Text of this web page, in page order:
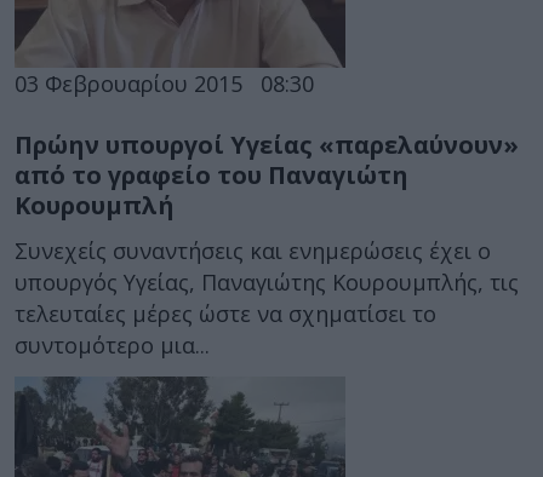
03 Φεβρουαρίου 2015 08:30
Πρώην υπουργοί Υγείας «παρελαύνουν»
από το γραφείο του Παναγιώτη
Κουρουμπλή
Συνεχείς συναντήσεις και ενημερώσεις έχει ο
υπουργός Υγείας, Παναγιώτης Κουρουμπλής, τις
τελευταίες μέρες ώστε να σχηματίσει το
συντομότερο μια...